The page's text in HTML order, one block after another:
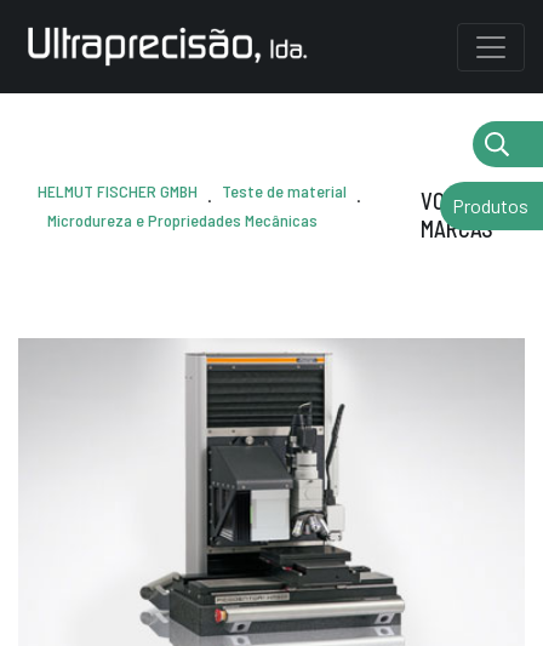
HELMUT FISCHER GMBH . Teste de material .
Microdureza e Propriedades Mecânicas
VOLTAR AS
MARCAS
Produtos